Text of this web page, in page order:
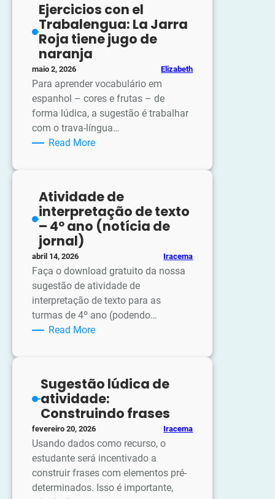
Mundo
Ejercicios con el
Trabalengua: La Jarra
Roja tiene jugo de
naranja
maio 2, 2026 Elizabeth
Para aprender vocabulário em
espanhol – cores e frutas – de
forma lúdica, a sugestão é trabalhar
com o trava-língua…
Read More:
Trabalengua:
La
Jarra
jugo
de
naranja
Atividade de
interpretação de texto
– 4º ano (notícia de
jornal)
abril 14, 2026 Iracema
Faça o download gratuito da nossa
sugestão de atividade de
interpretação de texto para as
turmas de 4º ano (podendo…
Read More:
de
texto
–
4º
ano
(notícia
de
jornal)
Sugestão lúdica de
atividade:
Construindo frases
fevereiro 20, 2026 Iracema
Usando dados como recurso, o
estudante será incentivado a
construir frases com elementos pré-
determinados. Isso é importante,